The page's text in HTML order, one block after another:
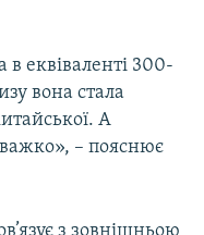
в еквіваленті 300-
вона стала
А
– пояснює